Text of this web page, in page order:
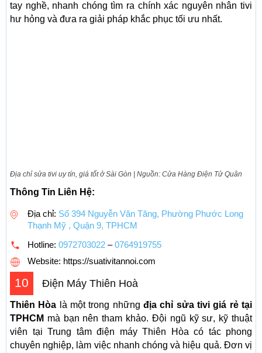
tay nghề, nhanh chóng tìm ra chính xác nguyên nhân tivi
hư hỏng và đưa ra giải pháp khắc phục tối ưu nhất.
Địa chỉ sửa tivi uy tín, giá tốt ở Sài Gòn | Nguồn: Cửa Hàng Điện Tử Quân
Thông Tin Liên Hệ:
Địa chỉ: Số 394 Nguyễn Văn Tăng, Phường Phước Long
Thạnh Mỹ , Quận 9, TPHCM
Hotline: 0972703022 –0764919755
Website: https://suativitannoi.com
10 Điện Máy Thiên Hoà
Thiên Hòa là một trong nhữngđịa chỉ sửa tivi giá rẻ tại
TPHCM mà bạn nên tham khảo. Đội ngũ kỹ sư, kỹ thuật
viên tại Trung tâm điện máy Thiên Hòa có tác phong
chuyên nghiệp, làm việc nhanh chóng và hiệu quả. Đơn vị